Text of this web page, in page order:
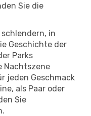
Sie die
in
Geschichte der
Parks
Nachtszene
jeden Geschmack
als Paar oder
Sie